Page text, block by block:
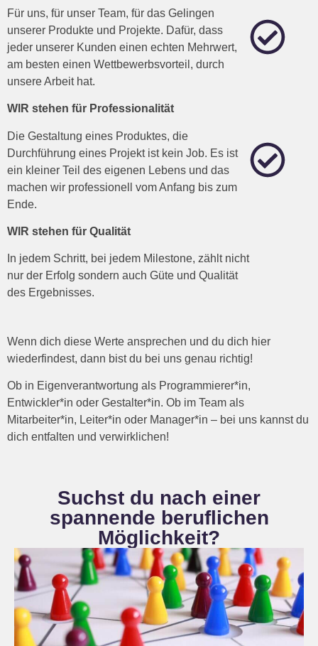
Für uns, für unser Team, für das Gelingen
unserer Produkte und Projekte. Dafür, dass
jeder unserer Kunden einen echten Mehrwert,
am besten einen Wettbewerbsvorteil, durch
unsere Arbeit hat.
WIR stehen für Professionalität
Die Gestaltung eines Produktes, die
Durchführung eines Projekt ist kein Job. Es ist
ein kleiner Teil des eigenen Lebens und das
machen wir professionell vom Anfang bis zum
Ende.
WIR stehen für Qualität
In jedem Schritt, bei jedem Milestone, zählt nicht
nur der Erfolg sondern auch Güte und Qualität
des Ergebnisses.
Wenn dich diese Werte ansprechen und du dich hier
wiederfindest, dann bist du bei uns genau richtig!
Ob in Eigenverantwortung als Programmierer*in,
Entwickler*in oder Gestalter*in. Ob im Team als
Mitarbeiter*in, Leiter*in oder Manager*in – bei uns kannst du
dich entfalten und verwirklichen!
Suchst du nach einer
spannende beruflichen
Möglichkeit?